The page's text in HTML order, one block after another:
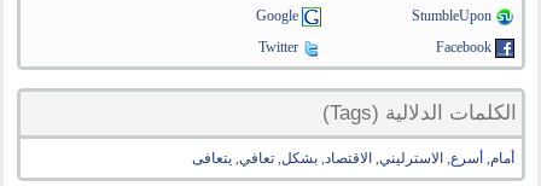
StumbleUpon
Google
Facebook
Twitter
الكلمات الدلالية (Tags)
أمام, أسرع, الاسترليني, الاقتصاد,بشكل,تعافي,يتعافى